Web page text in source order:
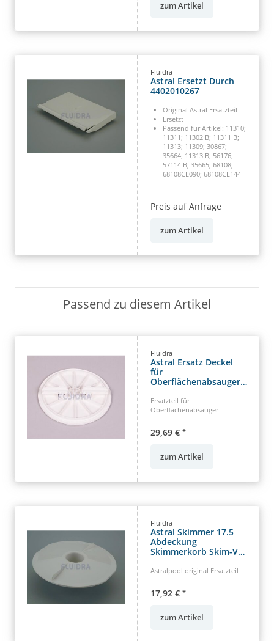
zum Artikel
Fluidra
Astral Ersetzt Durch
4402010267
Original Astral Ersatzteil
Ersetzt
Passend für Artikel: 11310;
11311; 11302 B; 11311 B;
11313; 11309; 30867;
35664; 11313 B; 56176;
57114 B; 35665; 68108;
68108CL090; 68108CL144
Preis auf Anfrage
zum Artikel
Passend zu diesem Artikel
Fluidra
Astral Ersatz Deckel
für
Oberflächenabsauger
Ersatzteil für
Oberflächenabsauger
29,69 € *
zum Artikel
Fluidra
Astral Skimmer 17.5
Abdeckung
Skimmerkorb Skim-Vac
Astralpool original Ersatzteil
17,92 € *
zum Artikel